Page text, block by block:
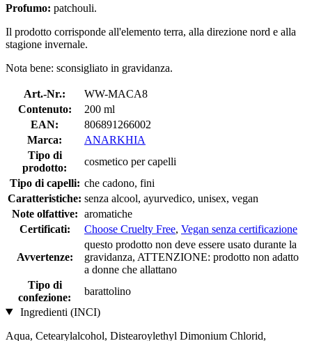
Profumo: patchouli.
Il prodotto corrisponde all'elemento terra, alla direzione nord e alla
stagione invernale.
Nota bene: sconsigliato in gravidanza.
Art.-Nr.:
WW-MACA8
Contenuto:
200 ml
EAN:
806891266002
Marca:
ANARKHIA
Tipo di
prodotto:
cosmetico per capelli
Tipo di capelli: che cadono, fini
Caratteristiche: senza alcool, ayurvedico, unisex, vegan
Note olfattive: aromatiche
Certificati:
Choose Cruelty Free, Vegan senza certificazione
Avvertenze:
questo prodotto non deve essere usato durante la
gravidanza, ATTENZIONE: prodotto non adatto
a donne che allattano
Tipo di
confezione:
barattolino
Ingredienti (INCI)
Aqua, Cetearylalcohol, Distearoylethyl Dimonium Chlorid,